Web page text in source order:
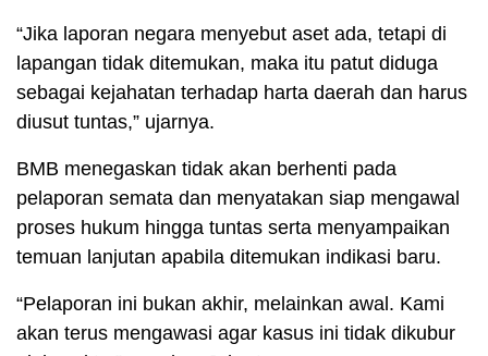
“Jika laporan negara menyebut aset ada, tetapi di
lapangan tidak ditemukan, maka itu patut diduga
sebagai kejahatan terhadap harta daerah dan harus
diusut tuntas,” ujarnya.
BMB menegaskan tidak akan berhenti pada
pelaporan semata dan menyatakan siap mengawal
proses hukum hingga tuntas serta menyampaikan
temuan lanjutan apabila ditemukan indikasi baru.
“Pelaporan ini bukan akhir, melainkan awal. Kami
akan terus mengawasi agar kasus ini tidak dikubur